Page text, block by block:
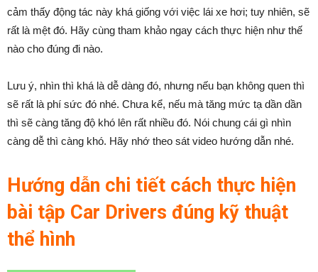
cảm thấy động tác này khá giống với việc lái xe hơi; tuy nhiên, sẽ
rất là mệt đó. Hãy cùng tham khảo ngay cách thực hiện như thế
nào cho đúng đi nào.
Lưu ý, nhìn thì khá là dễ dàng đó, nhưng nếu bạn không quen thì
sẽ rất là phí sức đó nhé. Chưa kể, nếu mà tăng mức tạ dần dần
thì sẽ càng tăng độ khó lên rất nhiều đó. Nói chung cái gì nhìn
càng dễ thì càng khó. Hãy nhớ theo sát video hướng dẫn nhé.
Hướng dẫn chi tiết cách thực hiện
bài tập Car Drivers đúng kỹ thuật
thể hình